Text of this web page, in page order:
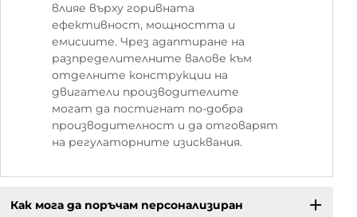
влияе върху горивната
ефективност, мощността и
емисиите. Чрез адаптиране на
разпределителните валове към
отделните конструкции на
двигатели производителите
могат да постигнат по-добра
производителност и да отговарят
на регулаторните изисквания.
Как мога да поръчам персонализиран